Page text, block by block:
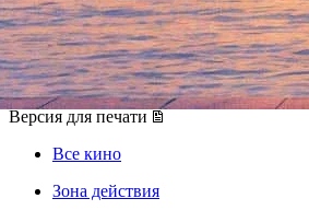
«Балканская
17 апреля 2012, вторник,19.00
Версия для печати
Все кино
Зона действия